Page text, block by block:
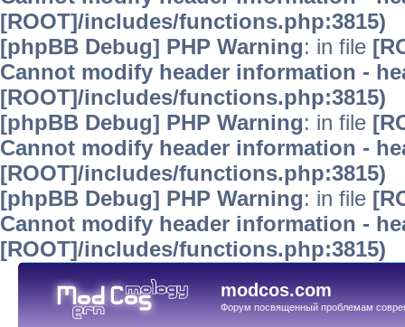
[ROOT]/includes/functions.php:3815)
[phpBB Debug] PHP Warning: in file
Cannot modify header information -
[ROOT]/includes/functions.php:3815)
[phpBB Debug] PHP Warning: in file
Cannot modify header information -
[ROOT]/includes/functions.php:3815)
[phpBB Debug] PHP Warning: in file
Cannot modify header information -
[ROOT]/includes/functions.php:3815)
modcos.com
Форум посвященный проблемам